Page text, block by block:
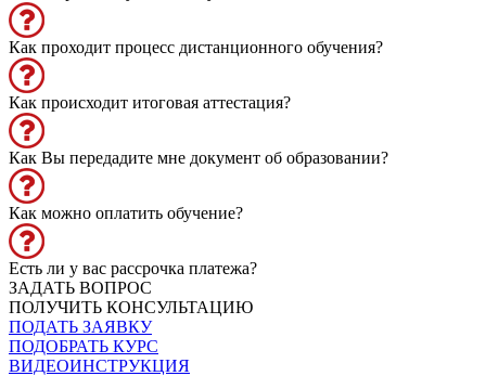
Как проходит процесс дистанционного обучения?
Как происходит итоговая аттестация?
Как Вы передадите мне документ об образовании?
Как можно оплатить обучение?
Есть ли у вас рассрочка платежа?
ЗАДАТЬ ВОПРОС
ПОЛУЧИТЬ КОНСУЛЬТАЦИЮ
ПОДАТЬ ЗАЯВКУ
ПОДОБРАТЬ КУРС
ВИДЕОИНСТРУКЦИЯ